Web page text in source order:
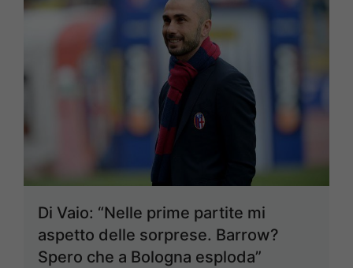
Di Vaio: “Nelle prime partite mi
aspetto delle sorprese. Barrow?
Spero che a Bologna esploda”